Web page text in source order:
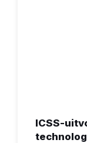
ICSS-